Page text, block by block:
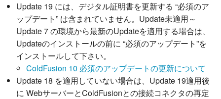
Update 19 には、デジタル証明書を更新する “必須のア
ップデート” は含まれていません。Update未適用～
Update 7 の環境から最新のUpdateを適用する場合は、
Updateのインストールの前に “必須のアップデート”を
インストールして下さい。
ColdFusion 10 必須のアップデートの更新について
Update 18 を適用していない場合は、Update 19適用後
に WebサーバーとColdFusionとの接続コネクタの再定